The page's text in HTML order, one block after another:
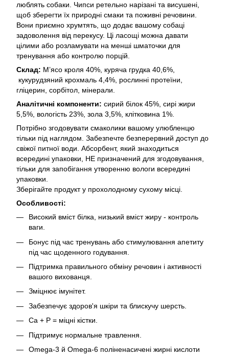
люблять собаки. Чипси ретельно нарізані та висушені,
щоб зберегти їх природні смаки та поживні речовини.
Вони приємно хрумтять, що додає вашому собаці
задоволення від перекусу. Ці ласощі можна давати
цілими або розламувати на менші шматочки для
тренування або контролю порцій.
Склад: М’ясо кроля 40%, куряча грудка 40,6%,
кукурудзяний крохмаль 4,4%, рослинні протеїни,
гліцерин, сорбітол, мінерали.
Аналітичні компоненти: сирий білок 45%, сирі жири
5,5%, вологість 23%, зола 3,5%, клітковина 1%.
Потрібно згодовувати смаколики вашому улюбленцю
тільки під наглядом. Забезпечте безперервний доступ до
свіжої питної води. Абсорбент, який знаходиться
всередині упаковки, НЕ призначений для згодовування,
тільки для запобігання утворенню вологи всередині
упаковки.
Зберігайте продукт у прохолодному сухому місці.
Особливості:
Високий вміст білка, низький вміст жиру - контроль
ваги.
Бонус під час тренувань або стимулювання апетиту
під час щоденного годування.
Підтримка правильного обміну речовин і активності
вашого вихованця.
Зміцнює імунітет.
Забезпечує здоров'я шкіри та блискучу шерсть.
Ca + P = міцні кістки.
Підтримує нормальне травлення.
Omega-3 й Omega-6 поліненасичені жирні кислоти